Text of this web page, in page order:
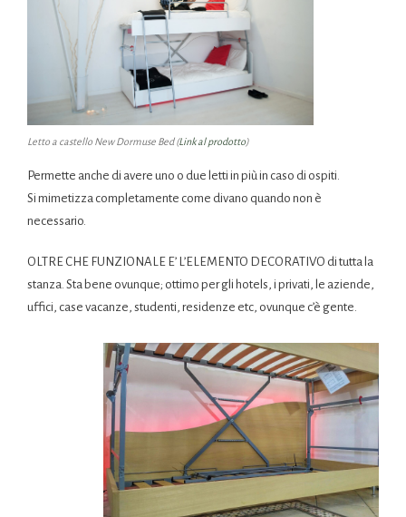
Letto a castello New Dormuse Bed (Link al prodotto)
Permette anche di avere uno o due letti in più in caso di ospiti.
Si mimetizza completamente come divano quando non è
necessario.
OLTRE CHE FUNZIONALE E’ L’ELEMENTO DECORATIVO di tutta la
stanza. Sta bene ovunque; ottimo per gli hotels, i privati, le aziende,
uffici, case vacanze, studenti, residenze etc, ovunque c’è gente.